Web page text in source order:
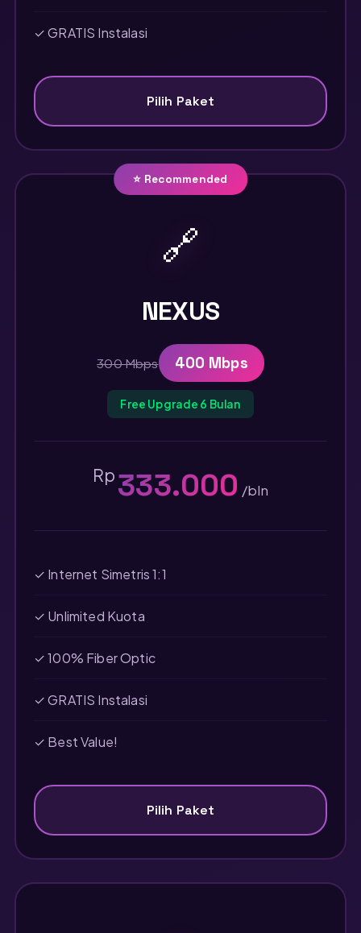
✓ GRATIS Instalasi
Pilih Paket
⭐ Recommended
🔗
NEXUS
300 Mbps 400 Mbps
Free Upgrade 6 Bulan
Rp333.000 /bln
✓ Internet Simetris 1:1
✓ Unlimited Kuota
✓ 100% Fiber Optic
✓ GRATIS Instalasi
✓ Best Value!
Pilih Paket